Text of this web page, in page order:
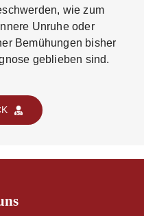
wie zum
Unruhe oder
Bemühungen bisher
geblieben sind.